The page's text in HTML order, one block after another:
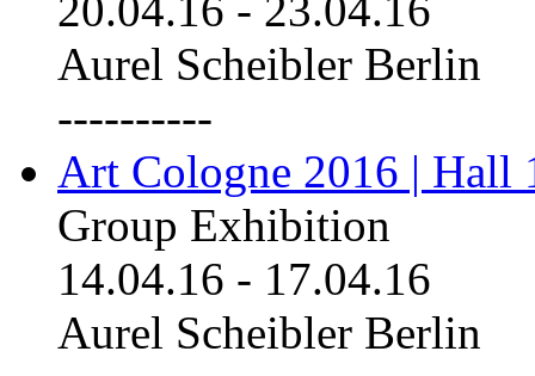
Aurel Scheibler Berlin
----------
Art Cologne 2016 | Hall
Group Exhibition
14.04.16 - 17.04.16
Aurel Scheibler Berlin